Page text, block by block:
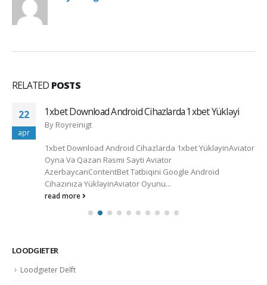
RELATED POSTS
22
apr
1xbet Download Android Cihazlarda 1xbet Yükləyi
By Royreinigt
1xbet Download Android Cihazlarda 1xbet YükləyinAviator
Oyna Və Qazan Rəsmi Sayti Aviator
AzerbaycanContentBet Tətbiqini Google Android
Cihazınıza YükləyinAviator Oyunu...
read more
LOODGIETER
Loodgieter Delft